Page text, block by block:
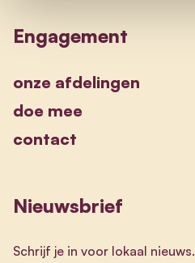
Engagement
onze afdelingen
doe mee
contact
Nieuwsbrief
Schrijf je in voor lokaal nieuws.